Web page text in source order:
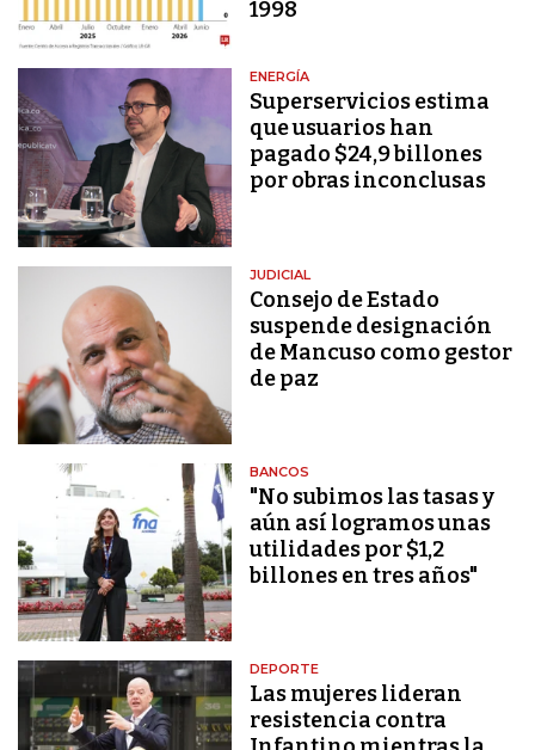
1998
ENERGÍA
Superservicios estima
que usuarios han
pagado $24,9 billones
por obras inconclusas
JUDICIAL
Consejo de Estado
suspende designación
de Mancuso como gestor
de paz
BANCOS
"No subimos las tasas y
aún así logramos unas
utilidades por $1,2
billones en tres años"
DEPORTE
Las mujeres lideran
resistencia contra